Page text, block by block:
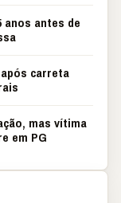
anos antes de
carreta
mas vítima
em PG